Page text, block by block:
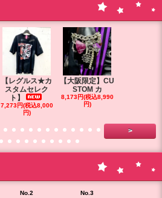
【レグルス★カ
スタムセレク
ト】
7,273円(税込8,000
円)
【大阪限定】CU
STOM カ
8,173円(税込8,990
円)
>
No.2 No.3